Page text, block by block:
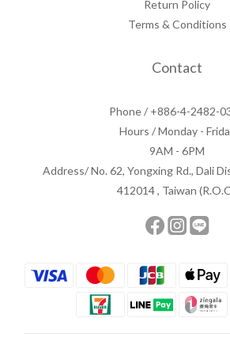
Return Policy
Terms & Conditions
Contact
Phone / +886-4-2482-
Hours / Monday -
9AM - 6PM
Address/ No. 62, Yongxing Rd., Dali
412014 , Taiwan